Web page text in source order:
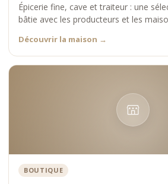
Épicerie fine, cave et traiteur : une
bâtie avec les producteurs et les
Découvrir la maison →
BOUTIQUE